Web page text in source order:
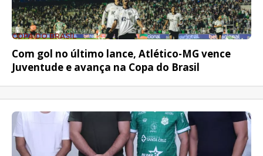
COPA DO BRASIL
Com gol no último lance, Atlético-MG vence
Juventude e avança na Copa do Brasil